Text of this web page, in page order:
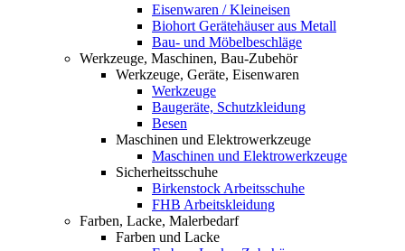
Eisenwaren / Kleineisen
Biohort Gerätehäuser aus Metall
Bau- und Möbelbeschläge
Werkzeuge, Maschinen, Bau-Zubehör
Werkzeuge, Geräte, Eisenwaren
Werkzeuge
Baugeräte, Schutzkleidung
Besen
Maschinen und Elektrowerkzeuge
Maschinen und Elektrowerkzeuge
Sicherheitsschuhe
Birkenstock Arbeitsschuhe
FHB Arbeitskleidung
Farben, Lacke, Malerbedarf
Farben und Lacke